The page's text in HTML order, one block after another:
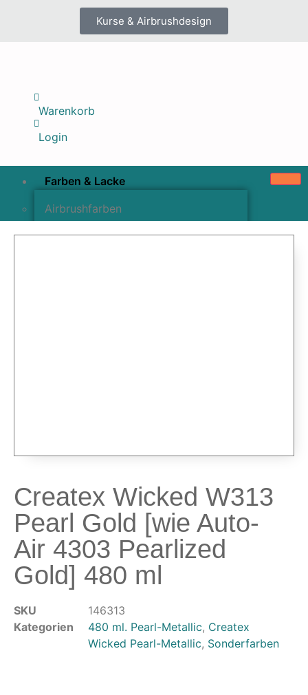
Kurse & Airbrushdesign
Warenkorb
Login
Farben & Lacke
Airbrushfarben
Schläuche & Kupplungen
Luftfilter & Druckregler
Werkzeuge & Malzubehör
Pinsel & Stifte
Pinstriping & Linienführung
Radierer & Schneidewerkzeuge
Modellbau-Zubehör
Untergründe & Papier
Createx Wicked W313
Pearl Gold [wie Auto-
Air 4303 Pearlized
Gold] 480 ml
SKU
146313
Kategorien
480 ml. Pearl-Metallic, Createx
Wicked Pearl-Metallic, Sonderfarben